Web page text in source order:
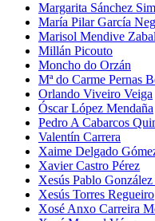
Margarita Sánchez
María Pilar García
Marisol Mendive
Millán Picouto
Moncho do Orzán
Mª do Carme Pernas
Orlando Viveiro Veiga
Óscar López Mendaña
Pedro A Cabarcos
Valentín Carrera
Xaime Delgado
Xavier Castro Pérez
Xesús Pablo
Xesús Torres Regueiro
Xosé Anxo Carreira